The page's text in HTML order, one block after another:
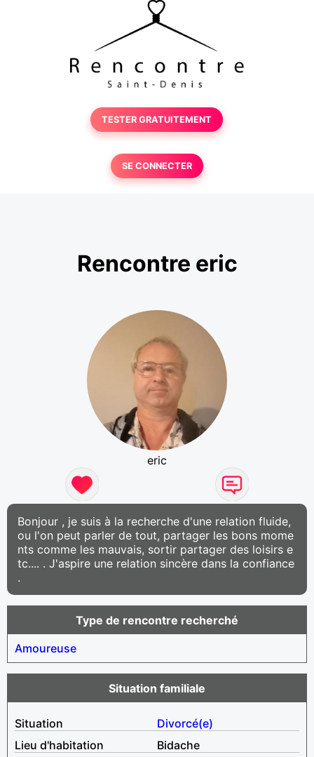
TESTER GRATUITEMENT
SE CONNECTER
Rencontre eric
eric
Bonjour , je suis à la recherche d'une relation fluide,
ou l'on peut parler de tout, partager les bons mome
nts comme les mauvais, sortir partager des loisirs e
tc.... . J'aspire une relation sincère dans la confiance
.
Type de rencontre recherché
Amoureuse
Situation familiale
Situation
Divorcé(e)
Lieu d'habitation
Bidache